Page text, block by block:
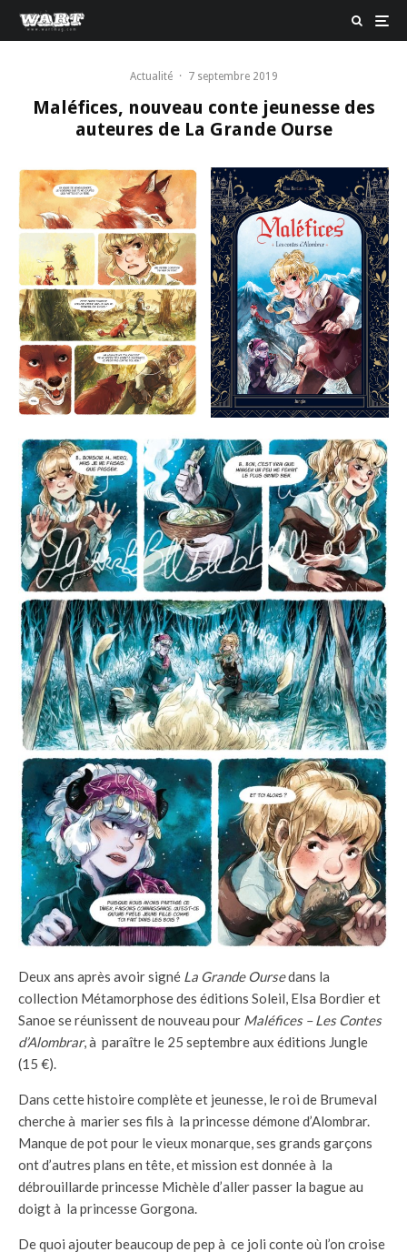
Actualité · 7 septembre 2019
Maléfices, nouveau conte jeunesse des
auteures de La Grande Ourse
Deux ans après avoir signé La Grande Oursedans la
collection Métamorphose des éditions Soleil, Elsa Bordier et
Sanoe se réunissent de nouveau pour Maléfices – Les Contes
d’Alombrar, à paraître le 25 septembre aux éditions Jungle
(15 €).
Dans cette histoire complète et jeunesse, le roi de Brumeval
cherche à marier ses fils à la princesse démone d’Alombrar.
Manque de pot pour le vieux monarque, ses grands garçons
ont d’autres plans en tête, et mission est donnée à la
débrouillarde princesse Michèle d’aller passer la bague au
doigt à la princesse Gorgona.
De quoi ajouter beaucoup de pep à ce joli conte où l’on croise